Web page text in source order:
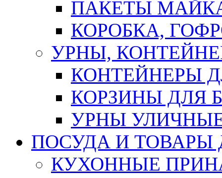
ПАКЕТЫ
КОРОБКА,
УРНЫ,
КОНТЕЙНЕРЫ
КОРЗИНЫ ДЛЯ
УРНЫ
ПОСУДА И ТОВАРЫ
КУХОННЫЕ